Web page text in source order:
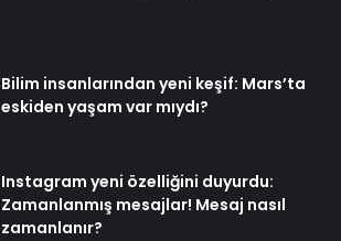
Bilim insanlarından yeni keşif: Mars’ta
eskiden yaşam var mıydı?
Instagram yeni özelliğini duyurdu:
Zamanlanmış mesajlar! Mesaj nasıl
zamanlanır?